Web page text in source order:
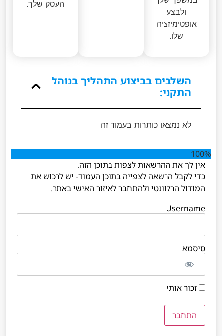
ולבצע
אופטימיזציה
שלו.
העסק שלך.
השלבים בביצוע התהליך בנוהל
התקני:
לא נמצאו כותרות בעמוד זה
100%
אין לך את ההרשאות לצפות בתוכן הזה.
כדי לקבל הרשאה לצפייה בתוכן העמוד- יש לרכוש את
המודול הרלוונטי ולהתחבר לאיזור האישי באתר.
Username
סיסמא
זכור אותי